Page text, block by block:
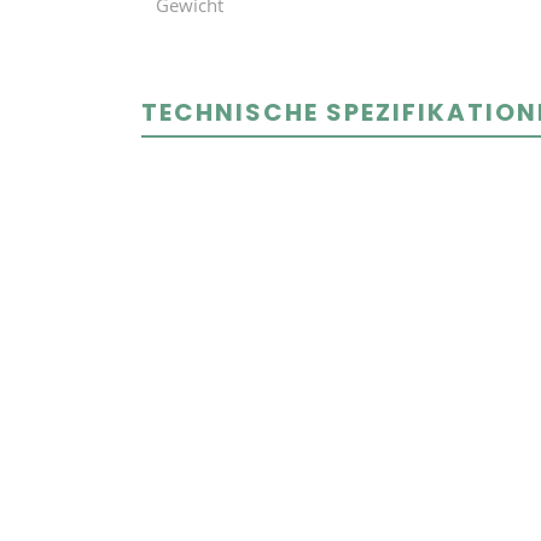
Gewicht
TECHNISCHE